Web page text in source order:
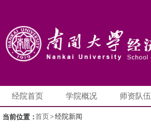
经院首页 学院概况 师资队伍
当前位置：首页 > 经院新闻